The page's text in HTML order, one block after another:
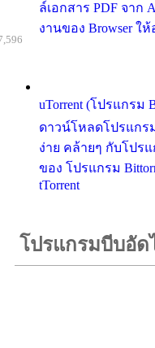
ล์เอกสาร PDF จาก
งานของ Browser ใ
uTorrent (โปรแกรม
ดาวน์โหลดโปรแกรม
ง่าย คล้ายๆ กับโปร
ของ โปรแกรม
tTorrent
โปรแกรมบีบอัด